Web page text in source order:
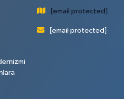
[email protected]
[email protected]